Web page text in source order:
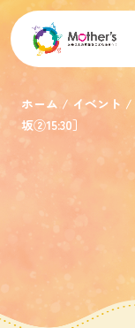
ホーム イベント
坂②15:30］